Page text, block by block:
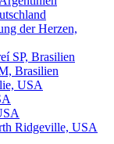
der Herzen,
SP, Brasilien
Brasilien
USA
Ridgeville, USA